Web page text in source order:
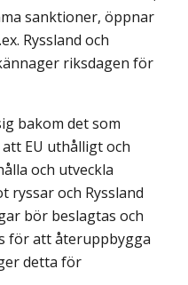
sanktioner, öppnar
Ryssland och
riksdagen för
bakom det som
EU uthålligt och
och utveckla
ryssar och Ryssland
bör beslagtas och
för att återuppbygga
detta för